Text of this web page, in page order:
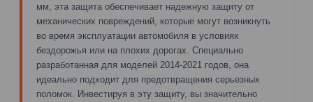
мм, эта защита обеспечивает надежную защиту от
механических повреждений, которые могут возникнуть
во время эксплуатации автомобиля в условиях
бездорожья или на плохих дорогах. Специально
разработанная для моделей 2014-2021 годов, она
идеально подходит для предотвращения серьезных
поломок. Инвестируя в эту защиту, вы значительно